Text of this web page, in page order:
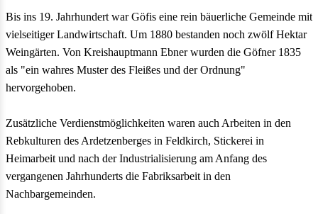
Bis ins 19. Jahrhundert war Göfis eine rein bäuerliche Gemeinde mit
vielseitiger Landwirtschaft. Um 1880 bestanden noch zwölf Hektar
Weingärten. Von Kreishauptmann Ebner wurden die Göfner 1835
als "ein wahres Muster des Fleißes und der Ordnung"
hervorgehoben.
Zusätzliche Verdienstmöglichkeiten waren auch Arbeiten in den
Rebkulturen des Ardetzenberges in Feldkirch, Stickerei in
Heimarbeit und nach der Industrialisierung am Anfang des
vergangenen Jahrhunderts die Fabriksarbeit in den
Nachbargemeinden.